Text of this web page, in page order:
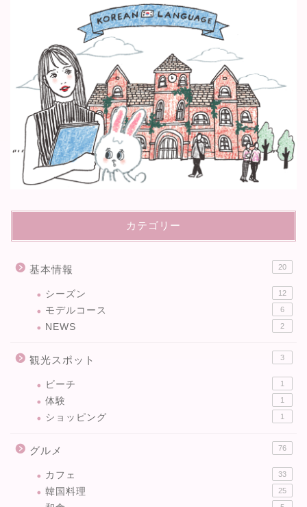
カテゴリー
基本情報 20
シーズン 12
モデルコース 6
NEWS 2
観光スポット 3
ビーチ 1
体験 1
ショッピング 1
グルメ 76
カフェ 33
韓国料理 25